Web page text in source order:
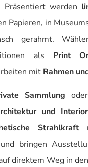
Präsentiert werden
Papieren, in
gerahmt.
als Print
mit Rahmen
Sammlung
und Interior
Strahlkraft
bringen
direktem Weg in